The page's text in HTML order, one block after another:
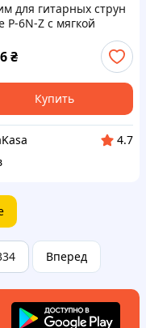
для гитарных струн
P-6N-Z с мягкой
₴
Купить
4.7
Вперед